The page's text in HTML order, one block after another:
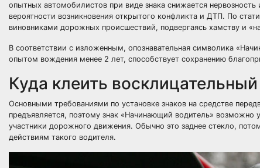
опытных автомобилистов при виде знака снижается
вероятности возникновения открытого конфликта и ДТП. По
виновниками дорожных происшествий, подвергаясь хамству и
В соответствии с изложенным, опознавательная символика
опытом вождения менее 2 лет, способствует сохранению
Куда клеить
Основными требованиями по установке знаков на средстве
предъявляется, поэтому знак «Начинающий водитель» возможно
участники дорожного движения. Обычно это заднее стекло,
действиям такого водителя.